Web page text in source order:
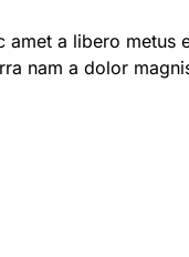
a libero metus
nam a dolor